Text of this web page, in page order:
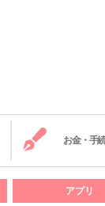
お金・手
アプリ